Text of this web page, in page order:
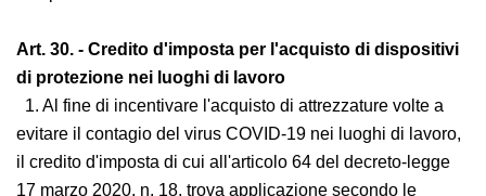
processuali." che prevede:
Art. 30. - Credito d'imposta per l'acquisto di
dispositivi di protezione nei luoghi di lavoro
1. Al fine di incentivare l'acquisto di attrezzature volte
a evitare il contagio del virus COVID-19 nei luoghi di